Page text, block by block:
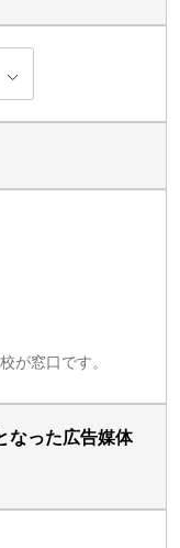
が窓口です。
なった広告媒体